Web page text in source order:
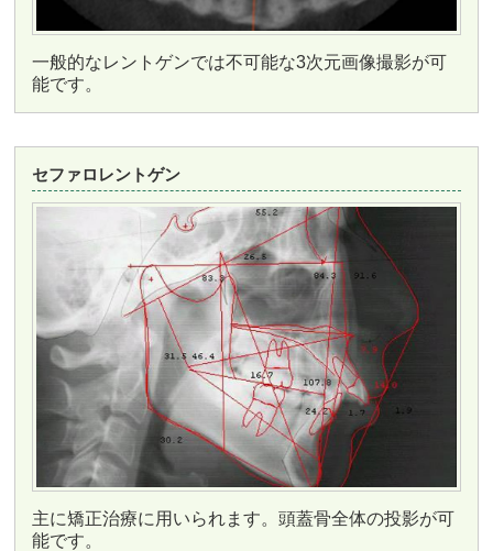
一般的なレントゲンでは不可能な3次元画像撮影が可
能です。
セファロレントゲン
主に矯正治療に用いられます。頭蓋骨全体の投影が可
能です。